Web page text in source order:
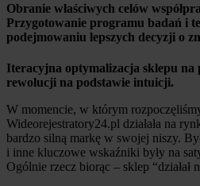
Obranie właściwych celów
Przygotowanie programu badań i
podejmowaniu lepszych decyzji o
Iteracyjna optymalizacja sklepu na
rewolucji na podstawie intuicji.
W momencie, w którym
Wideorejestratory24.pl działała na
bardzo silną markę w swojej niszy.
i inne kluczowe wskaźniki były na
Ogólnie rzecz biorąc – sklep “działał